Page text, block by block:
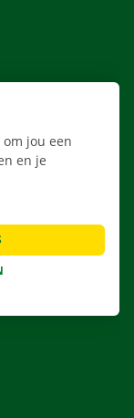
jou een
en je